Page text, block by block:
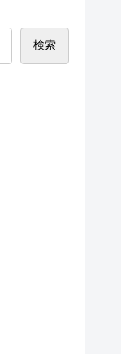
検索